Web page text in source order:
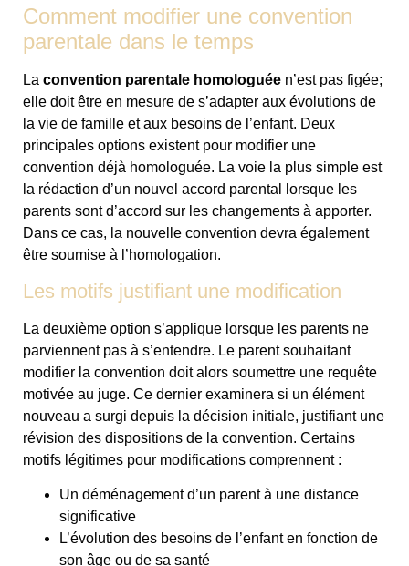
Comment modifier une convention
parentale dans le temps
La convention parentale homologuée n’est pas figée;
elle doit être en mesure de s’adapter aux évolutions de
la vie de famille et aux besoins de l’enfant. Deux
principales options existent pour modifier une
convention déjà homologuée. La voie la plus simple est
la rédaction d’un nouvel accord parental lorsque les
parents sont d’accord sur les changements à apporter.
Dans ce cas, la nouvelle convention devra également
être soumise à l’homologation.
Les motifs justifiant une modification
La deuxième option s’applique lorsque les parents ne
parviennent pas à s’entendre. Le parent souhaitant
modifier la convention doit alors soumettre une requête
motivée au juge. Ce dernier examinera si un élément
nouveau a surgi depuis la décision initiale, justifiant une
révision des dispositions de la convention. Certains
motifs légitimes pour modifications comprennent :
Un déménagement d’un parent à une distance
significative
L’évolution des besoins de l’enfant en fonction de
son âge ou de sa santé